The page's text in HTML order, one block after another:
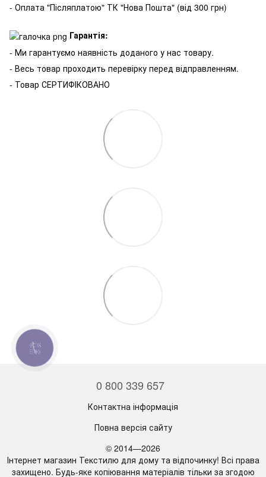
- Оплата "Післяплатою" ТК "Нова Пошта" (від 300 грн)
Гарантія:
- Ми гарантуємо наявність доданого у нас товару.
- Весь товар проходить перевірку перед відправленням.
- Товар СЕРТИФІКОВАНО
0 800 339 657
Контактна інформація
Повна версія сайту
© 2014—2026
Інтернет магазин Текстилю для дому та відпочинку! Всі права
захищено. Будь-яке копіювання матеріалів тільки за згодою
КНОПКА
ЗВ'ЯЗКУ